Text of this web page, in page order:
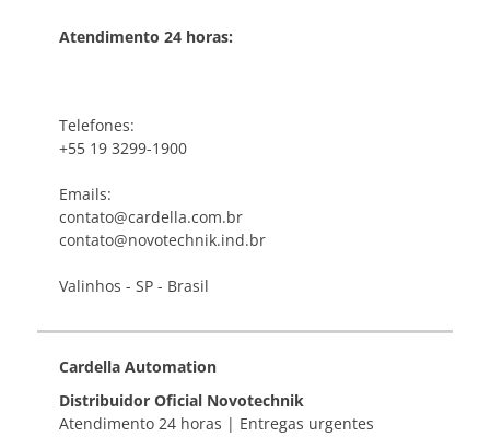
Atendimento 24 horas:
Telefones:
+55 19 3299-1900
Emails:
contato@cardella.com.br
contato@novotechnik.ind.br
Valinhos - SP - Brasil
Cardella Automation
Distribuidor Oficial Novotechnik
Atendimento 24 horas | Entregas urgentes